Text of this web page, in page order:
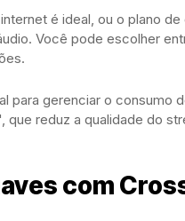
é ideal, ou o plano
Você pode escolher
para gerenciar o consumo
reduz a qualidade do
com